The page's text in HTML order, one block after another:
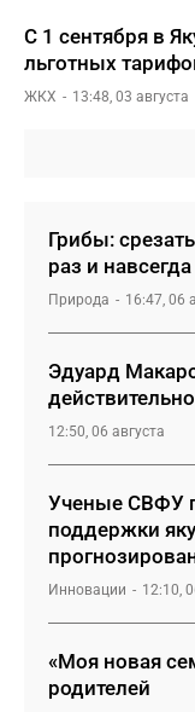
С 1 сентября в
льготных
ЖКХ 13:48, 03 августа
Грибы:
раз и навсегда
Природа 16:47, 06
Эдуард
12:50, 06 августа
Ученые СВФУ
поддержки
Инновации 12:10,
«Моя новая
родителей